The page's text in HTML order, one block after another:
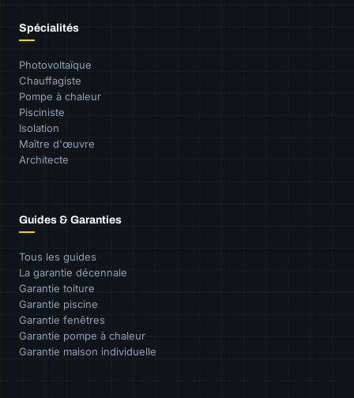
Spécialités
Photovoltaïque
Chauffagiste
Pompe à chaleur
Pisciniste
Isolation
Maître d'œuvre
Architecte
Guides & Garanties
Tous les guides
La garantie décennale
Garantie toiture
Garantie piscine
Garantie fenêtres
Garantie pompe à chaleur
Garantie maison individuelle